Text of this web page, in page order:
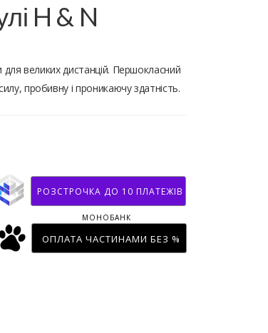
H & N
великих дистанцій. Першокласний
пробивну і проникаючу здатність.
РОЗСТРОЧКА ДО 10 ПЛАТЕЖІВ
ОПЛАТА ЧАСТИНАМИ БЕЗ %
МОНОБАНК